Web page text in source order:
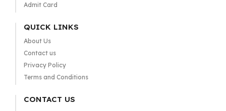
Admit Card
QUICK LINKS
About Us
Contact us
Privacy Policy
Terms and Conditions
CONTACT US